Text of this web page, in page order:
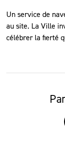
Un service de
au site. La Ville
célébrer la fierté